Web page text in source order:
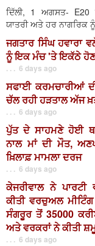
ਦਿੱਲੀ, 1 ਅਗਸਤ-
ਯਾਤਰੀ ਅਤੇ ਹਰ ਨਾਗਰਿਕ
ਜਗਤਾਰ ਸਿੰਘ ਹਵਾਰਾ
ਨੂੰ ਇਕ ਮੰਚ 'ਤੇ ਇਕੱਠੇ ਹੋਣ
. . . 6 days ago
ਸਫਾਈ ਕਰਮਚਾਰੀਆਂ
ਚੱਲ ਰਹੀ ਹੜਤਾਲ ਅੱਜ
. . . 6 days ago
ਪੁੱਤ ਦੇ ਸਾਹਮਣੇ ਹੋਈ
ਨਾਲ ਮਾਂ ਦੀ ਮੌਤ,
ਖ਼ਿਲਾਫ਼ ਮਾਮਲਾ ਦਰਜ
. . . 6 days ago
ਕੇਜਰੀਵਾਲ ਨੇ ਪਾਰਟੀ
ਕੀਤੀ ਵਰਚੁਅਲ ਮੀਟਿੰਗ
ਸੰਗਰੂਰ ਤੋਂ 35000
ਅਤੇ ਵਰਕਰਾਂ ਨੇ ਕੀਤੀ
. . . 6 days ago